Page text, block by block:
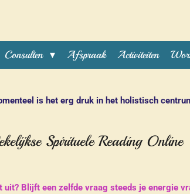
Consulten Afspraak Activiteiten
is het erg druk in het holistisch
Spirituele Reading Online
uit? Blijft een zelfde vraag steeds je energie